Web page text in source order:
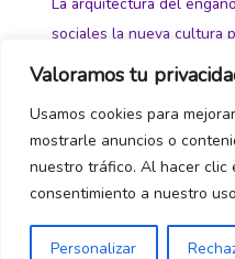
Valoramos tu
Usamos cookies para
mostrarle anuncios o
nuestro tráfico. Al hacer clic
consentimiento a nuestro
Personalizar
sociales la nueva cultura
Política de